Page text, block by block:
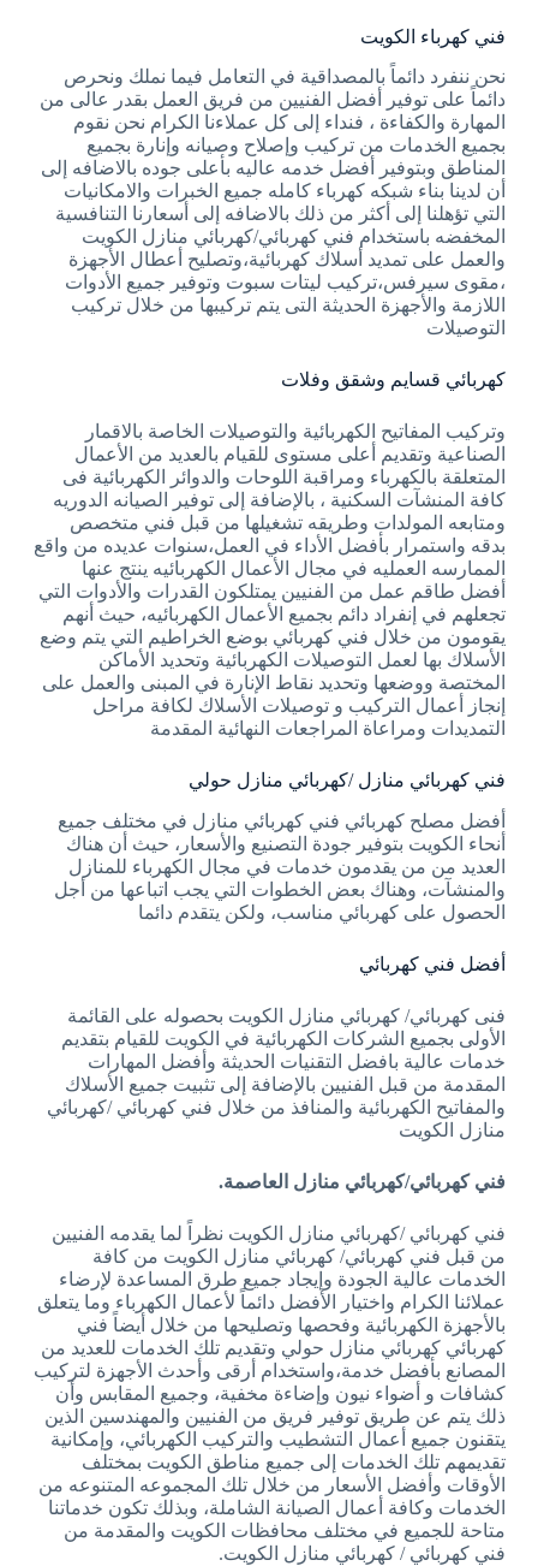
فني كهرباء الكويت
نحن ننفرد دائماً بالمصداقية في التعامل فيما نملك ونحرص
دائماً على توفير أفضل الفنيين من فريق العمل بقدر عالى من
المهارة والكفاءة ، فنداء إلى كل عملاءنا الكرام نحن نقوم
بجميع الخدمات من تركيب وإصلاح وصيانه وإنارة بجميع
المناطق وبتوفير أفضل خدمه عاليه بأعلى جوده بالاضافه إلى
أن لدينا بناء شبكه كهرباء كامله جميع الخبرات والامكانيات
التي تؤهلنا إلى أكثر من ذلك بالاضافه إلى أسعارنا التنافسية
المخفضه باستخدام فني كهربائي/كهربائي منازل الكويت
والعمل على تمديد أسلاك كهربائية،وتصليح أعطال الأجهزة
،مقوى سيرفس،تركيب ليتات سبوت وتوفير جميع الأدوات
اللازمة والأجهزة الحديثة التى يتم تركيبها من خلال تركيب
التوصيلات
كهربائي قسايم وشقق وفلات
وتركيب المفاتيح الكهربائية والتوصيلات الخاصة بالاقمار
الصناعية وتقديم أعلى مستوى للقيام بالعديد من الأعمال
المتعلقة بالكهرباء ومراقبة اللوحات والدوائر الكهربائية فى
كافة المنشآت السكنية ، بالإضافة إلى توفير الصيانه الدوريه
ومتابعه المولدات وطريقه تشغيلها من قبل فني متخصص
بدقه واستمرار بأفضل الأداء في العمل،سنوات عديده من واقع
الممارسه العمليه في مجال الأعمال الكهربائيه ينتج عنها
أفضل طاقم عمل من الفنيين يمتلكون القدرات والأدوات التي
تجعلهم في إنفراد دائم بجميع الأعمال الكهربائيه، حيث أنهم
يقومون من خلال فني كهربائي بوضع الخراطيم التي يتم وضع
الأسلاك بها لعمل التوصيلات الكهربائية وتحديد الأماكن
المختصة ووضعها وتحديد نقاط الإنارة في المبنى والعمل على
إنجاز أعمال التركيب و توصيلات الأسلاك لكافة مراحل
التمديدات ومراعاة المراجعات النهائية المقدمة
فني كهربائي منازل /كهربائي منازل حولي
أفضل مصلح كهربائي فني كهربائي منازل في مختلف جميع
أنحاء الكويت بتوفير جودة التصنيع والأسعار، حيث أن هناك
العديد من من يقدمون خدمات في مجال الكهرباء للمنازل
والمنشآت، وهناك بعض الخطوات التي يجب اتباعها من أجل
الحصول على كهربائي مناسب، ولكن يتقدم دائما
أفضل فني كهربائي
فنى كهربائي/ كهربائي منازل الكويت بحصوله على القائمة
الأولى بجميع الشركات الكهربائية في الكويت للقيام بتقديم
خدمات عالية بافضل التقنيات الحديثة وأفضل المهارات
المقدمة من قبل الفنيين بالإضافة إلى تثبيت جميع الأسلاك
والمفاتيح الكهربائية والمنافذ من خلال فني كهربائي /كهربائي
منازل الكويت
فني كهربائي/كهربائي منازل العاصمة.
فني كهربائي /كهربائي منازل الكويت نظراً لما يقدمه الفنيين
من قبل فني كهربائي/ كهربائي منازل الكويت من كافة
الخدمات عالية الجودة وإيجاد جميع طرق المساعدة لإرضاء
عملائنا الكرام واختيار الأفضل دائماً لأعمال الكهرباء وما يتعلق
بالأجهزة الكهربائية وفحصها وتصليحها من خلال أيضاً فني
كهربائي كهربائي منازل حولي وتقديم تلك الخدمات للعديد من
المصانع بأفضل خدمة،واستخدام أرقى وأحدث الأجهزة لتركيب
كشافات و أضواء نيون وإضاءة مخفية، وجميع المقابس وأن
ذلك يتم عن طريق توفير فريق من الفنيين والمهندسين الذين
يتقنون جميع أعمال التشطيب والتركيب الكهربائي، وإمكانية
تقديمهم تلك الخدمات إلى جميع مناطق الكويت بمختلف
الأوقات وأفضل الأسعار من خلال تلك المجموعه المتنوعه من
الخدمات وكافة أعمال الصيانة الشاملة، وبذلك تكون خدماتنا
متاحة للجميع في مختلف محافظات الكويت والمقدمة من
فني كهربائي / كهربائي منازل الكويت.